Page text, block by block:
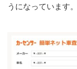
うになっています。